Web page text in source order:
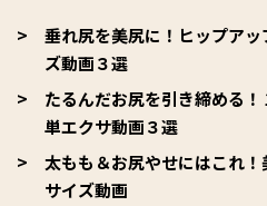
垂れ尻を美尻に！ヒップア
ズ動画３選
たるんだお尻を引き締める
単エクサ動画３選
太もも＆お尻やせにはこれ
サイズ動画